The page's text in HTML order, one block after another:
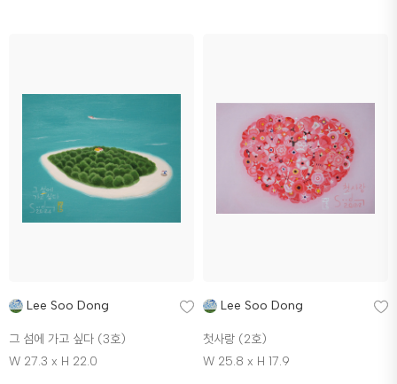
Lee Soo Dong
그 섬에 가고 싶다 (3호)
W 27.3 x H 22.0
Lee Soo Dong
첫사랑 (2호)
W 25.8 x H 17.9